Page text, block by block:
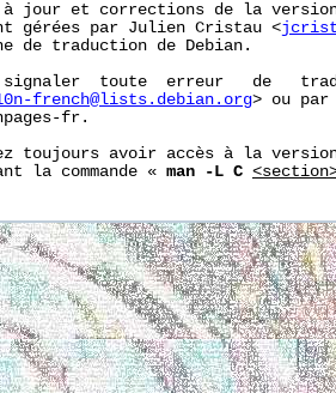
jour et corrections de la
gérées par Julien Cristau <
de traduction de Debian.
toute  erreur   de
french@lists.debian.org> ou par
fr.
toujours avoir accès à la
la commande «
man -L C